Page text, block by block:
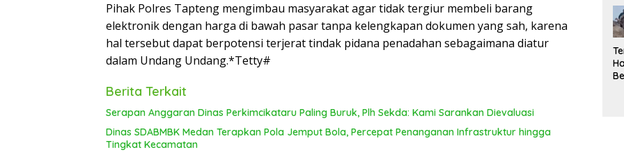
Pihak Polres Tapteng mengimbau masyarakat agar tidak tergiur membeli barang
elektronik dengan harga di bawah pasar tanpa kelengkapan dokumen yang sah, karena
hal tersebut dapat berpotensi terjerat tindak pidana penadahan sebagaimana diatur
dalam Undang Undang.*Tetty#
Berita Terkait
Serapan Anggaran Dinas Perkimcikataru Paling Buruk, Plh Sekda: Kami Sarankan Dievaluasi
Dinas SDABMBK Medan Terapkan Pola Jemput Bola, Percepat Penanganan Infrastruktur hingga
Tingkat Kecamatan